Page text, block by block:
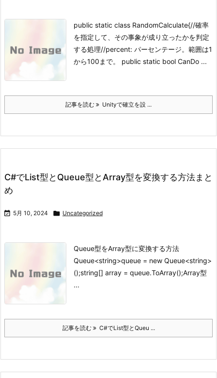
public static class RandomCalculate{//確率
を指定して、その事象が成り立ったかを判定
する処理//percent: パーセンテージ。範囲は1
から100まで。 public static bool CanDo ...
記事を読む Unityで確立を設 ...
C#でList型とQueue型とArray型を変換する方法まと
め
 5月 10, 2024  Uncategorized
Queue型をArray型に変換する方法
Queue<string>queue = new Queue<string>
();string[] array = queue.ToArray();Array型
...
記事を読む C#でList型とQueu ...